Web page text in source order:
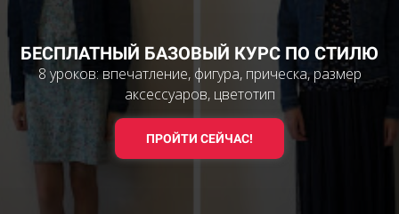
БЕСПЛАТНЫЙ БАЗОВЫЙ КУРС ПО СТИЛЮ
8 уроков: впечатление, фигура, прическа, размер
аксессуаров, цветотип
ПРОЙТИ СЕЙЧАС!